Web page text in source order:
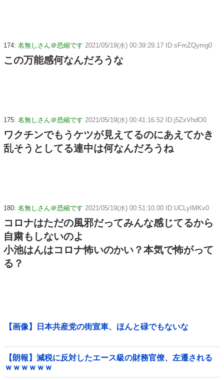
174: 名無しさん＠恐縮です 2021/05/19(水) 00:39:29.17 ID:sFmZQymg0
この万能感何なんだろうな
175: 名無しさん＠恐縮です 2021/05/19(水) 00:41:16.52 ID:j5ZxVhdO0
ワクチンでもうケツが見えてるのにあえてかき
乱そうとしてる連中は何なんだろうね
180: 名無しさん＠恐縮です 2021/05/19(水) 00:51:10.00 ID:UCLyIMKv0
コロナはただの風邪だってみんな感じてるから
自粛もしないのよ
小池はんはコロナ怖いのかい？本気で怖がって
る？
【画像】日本共産党の街宣車、ほんと碌でもないな
【朗報】減税に反対したエース級の財務官僚、左遷される
ｗｗｗｗｗｗ